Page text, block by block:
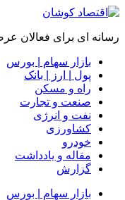
رسانه ای برای فعالان
بازار سهام | بورس
پول | ارز | بانک
راه و مسکن
صنعت و تجارت
نفت و انرژی
کشاورزی
خودرو
مقاله و یادداشت
گزارش
بازار سهام | بورس